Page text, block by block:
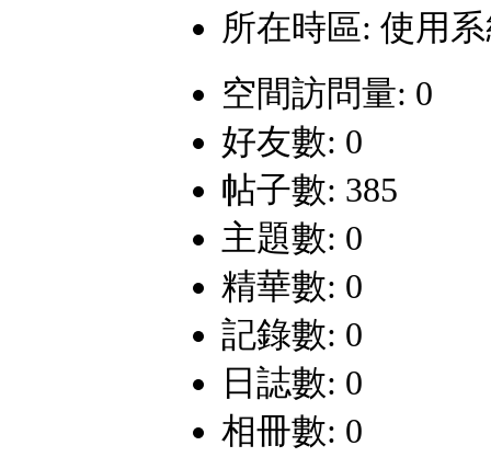
所在時區: 使用
空間訪問量: 0
好友數: 0
帖子數: 385
主題數: 0
精華數: 0
記錄數: 0
日誌數: 0
相冊數: 0